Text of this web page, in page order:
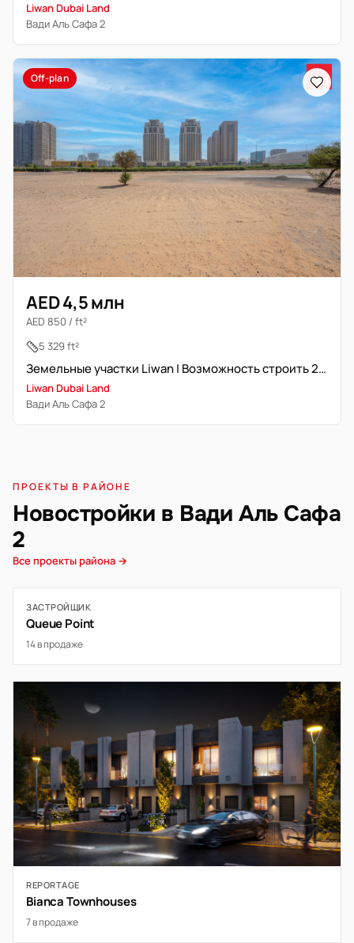
Liwan Dubai Land
Вади Аль Сафа 2
Off-plan
AED 4,5 млн
AED 850 / ft²
5 329 ft²
Земельные участки Liwan | Возможность строить 2 объекта
Liwan Dubai Land
Вади Аль Сафа 2
ПРОЕКТЫ В РАЙОНЕ
Новостройки в Вади Аль Сафа
2
Все проекты района →
ЗАСТРОЙЩИК
Queue Point
14 в продаже
REPORTAGE
Bianca Townhouses
7 в продаже